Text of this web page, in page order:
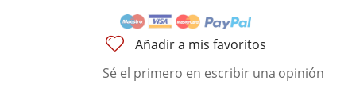
Añadir a mis favoritos
Sé el primero en escribir una opinión